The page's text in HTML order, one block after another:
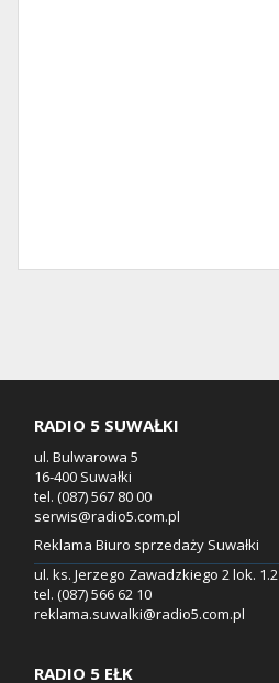
RADIO 5 SUWAŁKI
ul. Bulwarowa 5
16-400 Suwałki
tel. (087) 567 80 00
serwis@radio5.com.pl
Reklama Biuro sprzedaży Suwałki
ul. ks. Jerzego Zawadzkiego 2 lok. 1.2
tel. (087) 566 62 10
reklama.suwalki@radio5.com.pl
RADIO 5 EŁK